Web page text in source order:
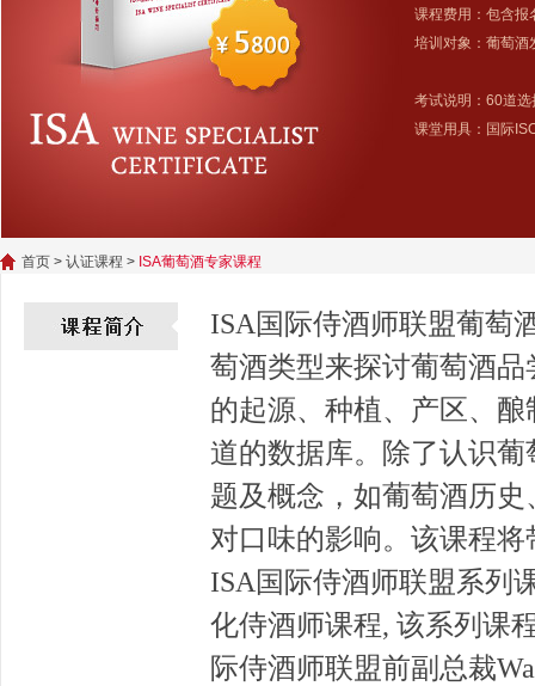
课程费用：包含报
培训对象：葡萄酒
考试说明：60道
课堂用具：国际
首页 > 认证课程 > ISA葡萄酒专家课程
ISA国际侍酒师联盟葡萄
萄酒类型来探讨葡萄酒
的起源、种植、产区、
道的数据库。除了认识
题及概念，如葡萄酒历
对口味的影响。该课程
ISA国际侍酒师联盟系列
化侍酒师课程, 该系列课
际侍酒师联盟前副总裁